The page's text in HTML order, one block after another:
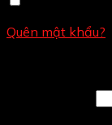
Quên mật khẩu?